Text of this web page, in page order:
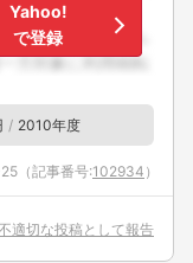
Yahoo!
で登録
2010年度
（記事番号:102934 ）
適切な投稿として報告